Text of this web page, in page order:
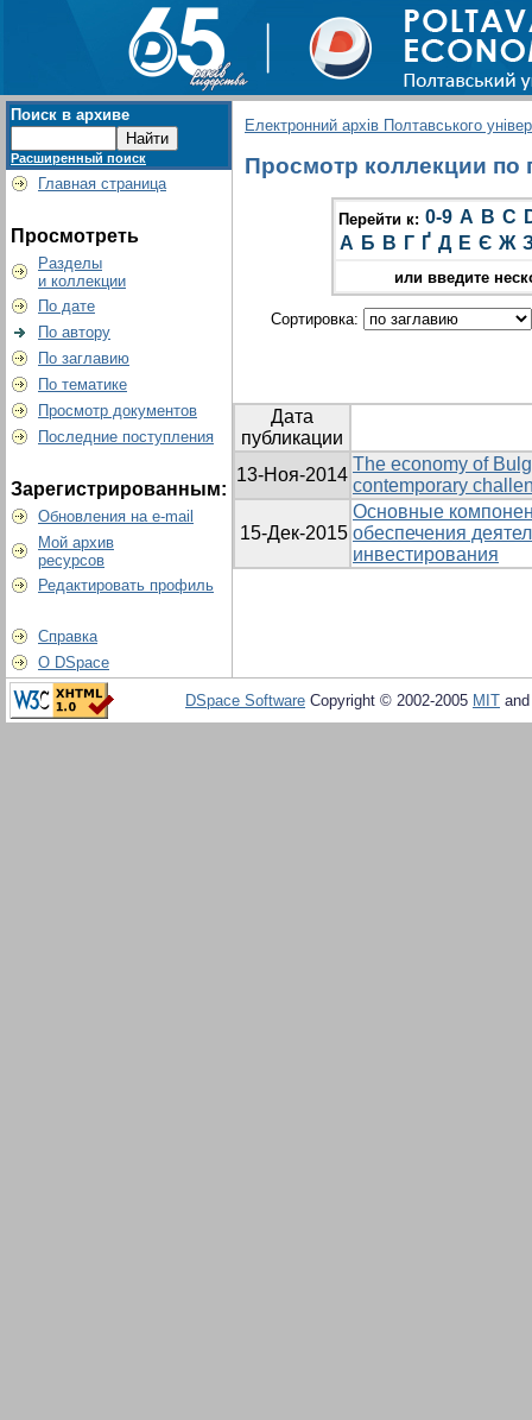
Поиск в архиве
Расширенный поиск
Главная страница
Просмотреть
Разделы
и коллекции
По дате
По автору
По заглавию
По тематике
Просмотр документов
Последние поступления
Зарегистрированным:
Обновления на e-mail
Мой архив
ресурсов
Редактировать профиль
Справка
О DSpace
Електронний архів Полтавського
Просмотр коллекции по
Перейти к: 0-9 A B C
А Б В Г Ґ Д Е Є Ж
или введите
Сортировка:
Дата
публикации
13-Ноя-2014
The economy of
contemporary
15-Дек-2015
Основные
обеспечения
инвестирования
DSpace Software Copyright © 2002-2005 MIT